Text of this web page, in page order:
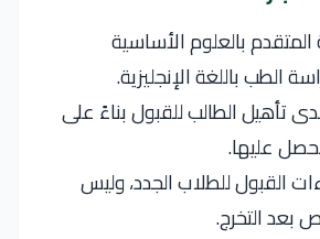
بالعلوم الأساسية
الطب باللغة الإنجليزية.
تأهيل الطالب للقبول بناءً على
عليها.
القبول للطلاب الجدد، وليس
بعد التخرج.